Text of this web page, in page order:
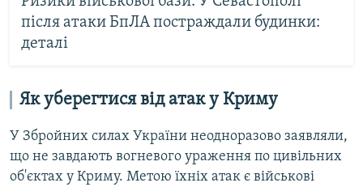
після атаки БпЛА постраждали будинки:
деталі
Як уберегтися від атак у Криму
У Збройних силах України неодноразово заявляли,
що не завдають вогневого ураження по цивільних
об'єктах у Криму. Метою їхніх атак є військові